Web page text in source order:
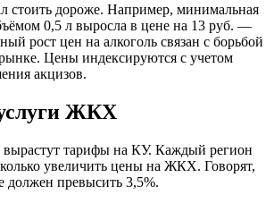
стоить дороже. Например, минимальная
0,5 л выросла в цене на 13 руб. —
рост цен на алкоголь связан с борьбой
Цены индексируются с учетом
акцизов.
ЖКХ
тарифы на КУ. Каждый регион
увеличить цены на ЖКХ. Говорят,
должен превысить 3,5%.